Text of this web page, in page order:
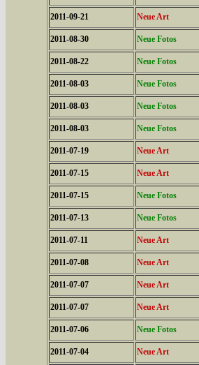
2011-09-21 Neue Art
2011-08-30 Neue Fotos
2011-08-22 Neue Fotos
2011-08-03 Neue Fotos
2011-08-03 Neue Fotos
2011-08-03 Neue Fotos
2011-07-19 Neue Art
2011-07-15 Neue Art
2011-07-15 Neue Fotos
2011-07-13 Neue Fotos
2011-07-11 Neue Art
2011-07-08 Neue Art
2011-07-07 Neue Art
2011-07-07 Neue Art
2011-07-06 Neue Fotos
2011-07-04 Neue Art